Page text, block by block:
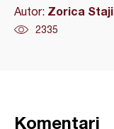
Autor: Zorica
2335
Komentari